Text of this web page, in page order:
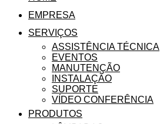
EMPRESA
SERVIÇOS
ASSISTÊNCIA TÉCNICA
EVENTOS
MANUTENÇÃO
INSTALAÇÃO
SUPORTE
VÍDEO CONFERÊNCIA
PRODUTOS